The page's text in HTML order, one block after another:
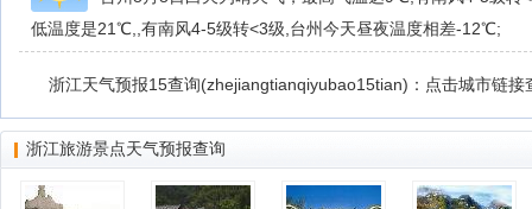
低温度是21℃,,有南风4-5级转<3级,台州今天昼夜温度相差-12℃;
浙江天气预报15查询(zhejiangtianqiyubao15tian)：点击城市链
浙江旅游景点天气预报查询